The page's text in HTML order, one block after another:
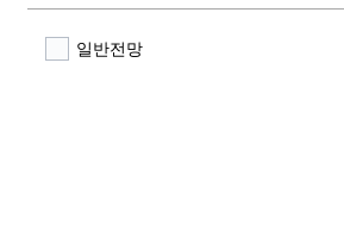
일반전망